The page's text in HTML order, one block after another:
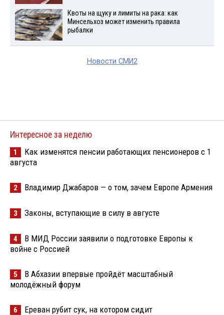
Квоты на щуку и лимиты на рака: как
Минсельхоз может изменить правила
рыбалки
Новости СМИ2
Интересное за неделю
1
Как изменятся пенсии работающих пенсионеров с 1
августа
2 Владимир Джабаров — о том, зачем Европе Армения
3 Законы, вступающие в силу в августе
4
В МИД России заявили о подготовке Европы к
войне с Россией
5
В Абхазии впервые пройдёт масштабный
молодёжный форум
6 Ереван рубит сук, на котором сидит